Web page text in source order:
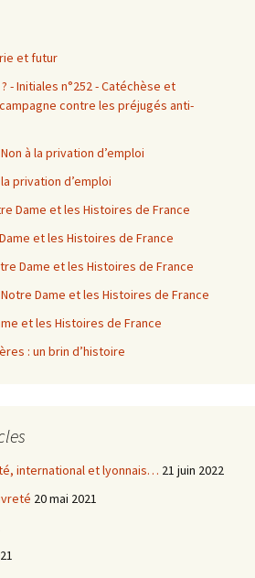
et futur
- Initiales n°252 - Catéchèse et
contre les préjugés anti-
Non à la privation d’emploi
privation d’emploi
Dame et les Histoires de France
et les Histoires de France
Dame et les Histoires de France
Notre Dame et les Histoires de France
et les Histoires de France
: un brin d’histoire
international et lyonnais… 21 juin 2022
20 mai 2021